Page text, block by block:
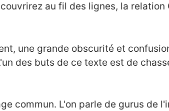
au fil des lignes, la
une grande obscurité et
des buts de ce texte est de
commun. L'on parle de gurus de